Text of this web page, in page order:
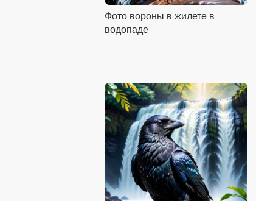
Фото вороны в жилете в
водопаде